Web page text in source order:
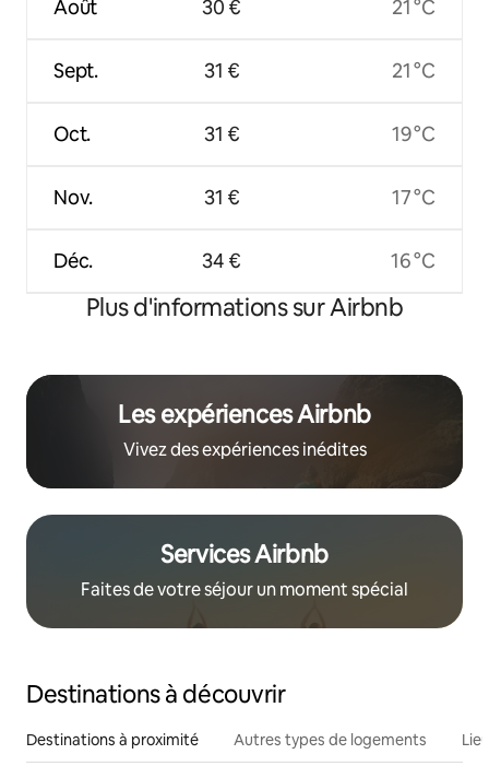
Août
Sept.
Oct.
Nov.
Déc.
30 €
31 €
31 €
31 €
34 €
21 °C
21 °C
19 °C
17 °C
16 °C
Plus d'informations sur Airbnb
Les expériences Airbnb
Vivez des expériences inédites
Services Airbnb
Faites de votre séjour un moment spécial
Destinations à découvrir
Destinations à proximité Autres types de logements